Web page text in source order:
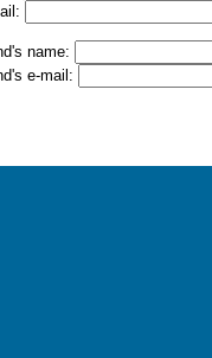
name:
e-mail: